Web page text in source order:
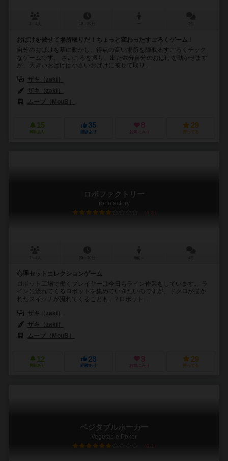
おばけを被せて場所取りだ！ちょっと変わったすごろくゲーム！
自分のおばけを墓に動かし、得点の高い場所を陣取るすごろくチック
なゲームです。 さいころを振り、出た数分自分のおばけを動かせます
が、大きいおばけは小さいおばけに被せて取り...
ザキ（zaki）
ザキ（zaki）
ムーブ（MouB）
15
興味あり
35
経験あり
8
お気に入り
29
持ってる
ロボファクトリー
robofactory
6.2
心理セットコレクションゲーム
ロボット工場で働くプレイヤーは今日もライン作業をしています。 ラ
インに流れてくるロボットを集めていきたいのですが、ドクロが描か
れたスイッチが流れてくることも...？ロボット...
ザキ（zaki）
ザキ（zaki）
ムーブ（MouB）
12
興味あり
28
経験あり
3
お気に入り
29
持ってる
ベジタブルポーカー
Vegetable Poker
6.1